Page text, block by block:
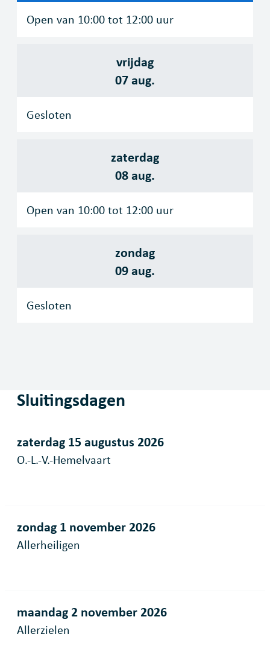
Open van 10:00tot 12:00 uur
vrijdag
07 aug.
Gesloten
zaterdag
08 aug.
Open van 10:00tot 12:00 uur
zondag
09 aug.
Gesloten
Sluitingsdagen
zaterdag 15 augustus 2026
O.-L.-V.-Hemelvaart
zondag 1 november 2026
Allerheiligen
maandag 2 november 2026
Allerzielen